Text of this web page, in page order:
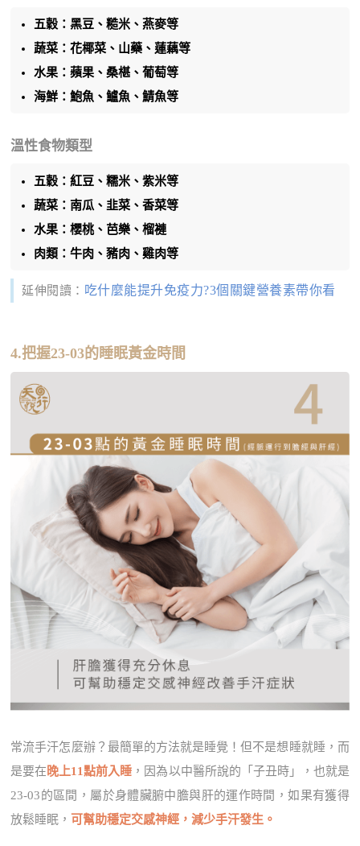
五穀：黑豆、糙米、燕麥等
蔬菜：花椰菜、山藥、蓮藕等
水果：蘋果、桑椹、葡萄等
海鮮：鮑魚、鱸魚、鯖魚等
溫性食物類型
五穀：紅豆、糯米、紫米等
蔬菜：南瓜、韭菜、香菜等
水果：櫻桃、芭樂、榴褳
肉類：牛肉、豬肉、雞肉等
延伸閱讀： 吃什麼能提升免疫力?3個關鍵營養素帶你看
4.把握23-03的睡眠黃金時間
常流手汗怎麼辦？最簡單的方法就是睡覺！但不是想睡就睡，而
是要在晚上11點前入睡 ，因為以中醫所說的「子丑時」，也就是
23-03的區間，屬於身體臟腑中膽與肝的運作時間，如果有獲得
放鬆睡眠， 可幫助穩定交感神經，減少手汗發生。